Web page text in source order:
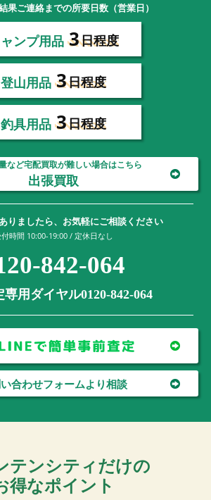
果ご連絡までの所要日数（営業日）
ンプ用品 3日程度
登山用品 3日程度
釣具用品 3日程度
など宅配買取が難しい場合はこちら
出張買取
りましたら、お気軽にご相談ください
時間 10:00-19:00 / 定休日なし
842-064
専用ダイヤル0120-842-064
合わせフォームより相談
テンシティだけの
得なポイント